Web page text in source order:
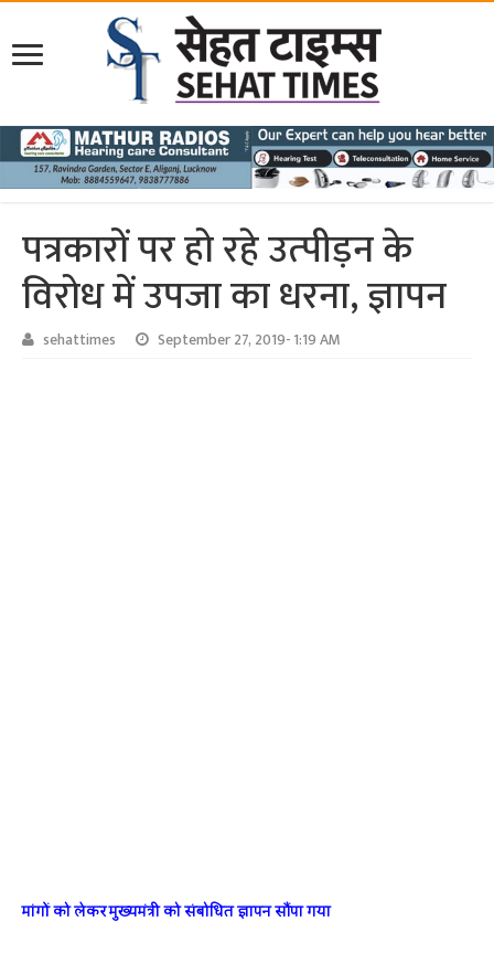
पत्रकारों पर हो रहे उत्‍पीड़न के
विरोध में उपजा का धरना, ज्ञापन
sehattimes September 27, 2019- 1:19 AM
मांगों को लेकर मुख्‍यमंत्री को संबोधित ज्ञापन सौंपा गया